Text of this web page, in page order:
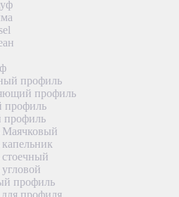
профиль
профиль
профиль
профиль
профиль
профиля